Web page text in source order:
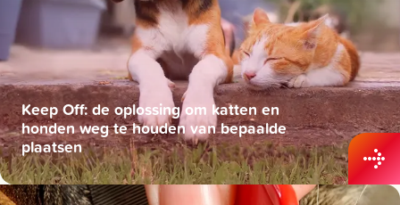
Keep Off: de oplossing om katten en
honden weg te houden van bepaalde
plaatsen